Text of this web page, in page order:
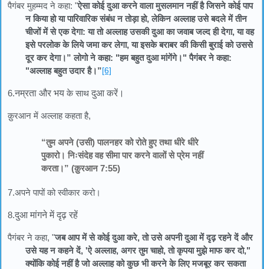
पैगंबर मुहम्मद ने कहा: "ऐसा कोई दुआ करने वाला मुसलमान नहीं है जिसने कोई पाप
न किया हो या पारिवारिक संबंध न तोड़ा हो, लेकिन अल्लाह उसे बदले में तीन
चीजों में से एक देगा: या तो अल्लाह उसकी दुआ का जवाब जल्द ही देगा, या वह
इसे परलोक के लिये जमा कर लेगा, या इसके बराबर की किसी बुराई को उससे
दूर कर देगा।” लोगो ने कहा: "हम बहुत दुआ मांगेंगे।" पैगंबर ने कहा:
"अल्लाह बहुत उदार है।”[6]
6.नम्रता और भयके साथ दुआ करें।
क़ुरआन में अल्लाह कहता है,
“तुम अपने (उसी) पालनहर को रोते हुए तथा धीरे धीरे
पुकारो। निःसंदेह वह सीमा पार करने वालों से प्रेम नहीं
करता।” (क़ुरआन 7:55)
7.अपने पापों को स्वीकार करो।
8.दुआ मांगने में दृढ़ रहें
पैगंबर ने कहा, "जब आप में से कोई दुआ करे, तो उसे अपनी दुआ में दृढ़ रहने दें और
उसे यह न कहने दें, 'ऐ अल्लाह, अगर तुम चाहो, तो कृपया मुझे माफ कर दो,"
क्योंकि कोई नहीं है जो अल्लाह को कुछ भी करने के लिए मजबूर कर सकता